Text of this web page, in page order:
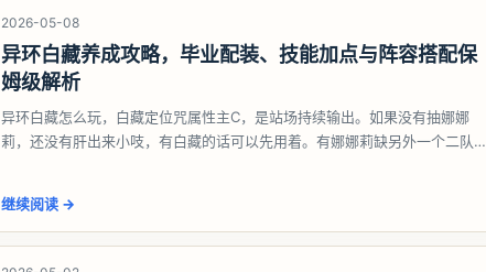
2026-05-08
异环白藏养成攻略，毕业配装、技能加点与阵容搭配保
姆级解析
异环白藏怎么玩，白藏定位咒属性主C，是站场持续输出。如果没有抽娜娜
莉，还没有肝出来小吱，有白藏的话可以先用着。有娜娜莉缺另外一个二队C
继续阅读 →